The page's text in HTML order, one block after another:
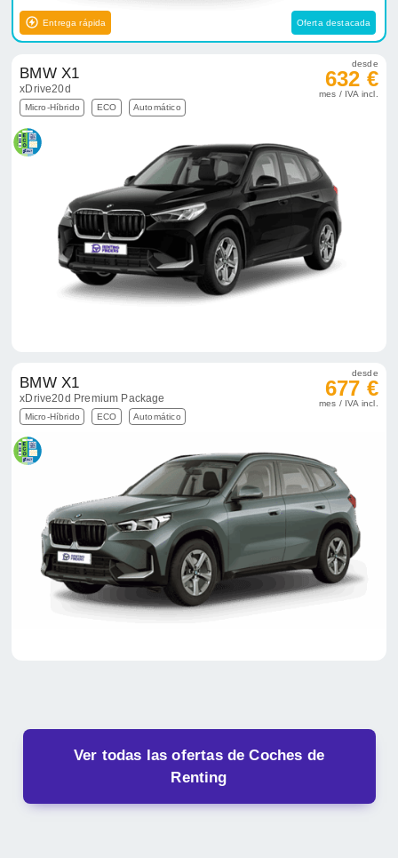
Entrega rápida Oferta destacada
BMW X1
xDrive20d
Micro-Híbrido ECO Automático
desde
632 €
mes / IVA incl.
BMW X1
xDrive20d Premium Package
Micro-Híbrido ECO Automático
desde
677 €
mes / IVA incl.
Ver todas las ofertas de Coches de
Renting